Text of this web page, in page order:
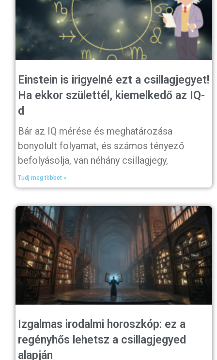
Einstein is irigyelné ezt a csillagjegyet!
Ha ekkor születtél, kiemelkedő az IQ-
d
Bár az IQ mérése és meghatározása
bonyolult folyamat, és számos tényező
befolyásolja, van néhány csillagjegy,
Tudj meg többet »
Izgalmas irodalmi horoszkóp: ez a
regényhős lehetsz a csillagjegyed
alapján